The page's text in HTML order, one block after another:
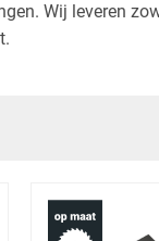
Wij leveren